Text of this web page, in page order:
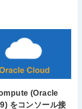
(Oracle
をコンソール接